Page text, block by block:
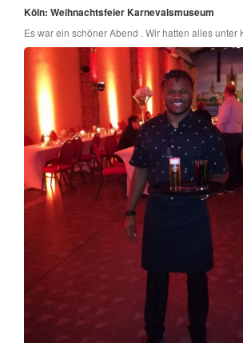
Köln: Weihnachtsfeier Karnevalsmuseum
Es war ein schöner Abend . Wir hatten alles unter